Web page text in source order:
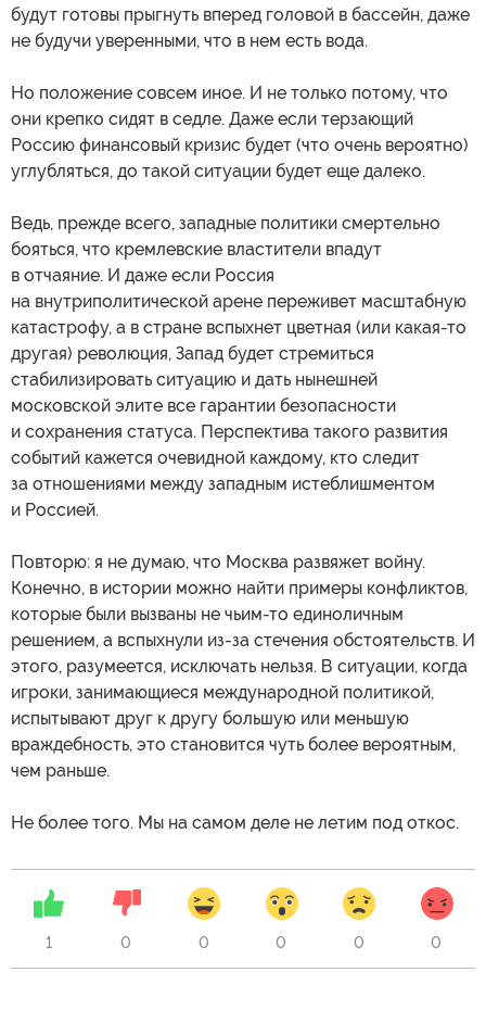
будут готовы прыгнуть вперед головой в бассейн, даже
не будучи уверенными, что в нем есть вода.
Но положение совсем иное. И не только потому, что
они крепко сидят в седле. Даже если терзающий
Россию финансовый кризис будет (что очень вероятно)
углубляться, до такой ситуации будет еще далеко.
Ведь, прежде всего, западные политики смертельно
бояться, что кремлевские властители впадут
в отчаяние. И даже если Россия
на внутриполитической арене переживет масштабную
катастрофу, а в стране вспыхнет цветная (или какая-то
другая) революция, Запад будет стремиться
стабилизировать ситуацию и дать нынешней
московской элите все гарантии безопасности
и сохранения статуса. Перспектива такого развития
событий кажется очевидной каждому, кто следит
за отношениями между западным истеблишментом
и Россией.
Повторю: я не думаю, что Москва развяжет войну.
Конечно, в истории можно найти примеры конфликтов,
которые были вызваны не чьим-то единоличным
решением, а вспыхнули из-за стечения обстоятельств. И
этого, разумеется, исключать нельзя. В ситуации, когда
игроки, занимающиеся международной политикой,
испытывают друг к другу большую или меньшую
враждебность, это становится чуть более вероятным,
чем раньше.
Не более того. Мы на самом деле не летим под откос.
1 0 0 0 0 0